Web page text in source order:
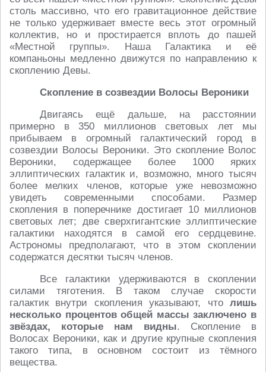
столь массивно, что его гравитационное действие
не только удерживает вместе весь этот огромный
коллектив, но и простирается вплоть до пашей
«Местной группы». Наша Галактика и её
компаньоны медленно движутся по направлению к
скоплению Девы.
Скопление в созвездии Волосы Вероники
Двигаясь ещё дальше, на расстоянии
примерно в 350 миллионов световых лет мы
прибываем в огромный галактический город в
созвездии Волосы Вероники. Это скопление Волос
Вероники, содержащее более 1000 ярких
эллиптических галактик и, возможно, много тысяч
более мелких членов, которые уже невозможно
увидеть современными способами. Размер
скопления в поперечнике достигает 10 миллионов
световых лет; две сверхгигантские эллиптические
галактики находятся в самой его сердцевине.
Астрономы предполагают, что в этом скоплении
содержатся десятки тысяч членов.
Все галактики удерживаются в скоплении
силами тяготения. В таком случае скорости
галактик внутри скопления указывают, что лишь
несколько процентов общей массы заключено в
звёздах, которые нам видны. Скопление в
Волосах Вероники, как и другие крупные скопления
такого типа, в основном состоит из тёмного
вещества.